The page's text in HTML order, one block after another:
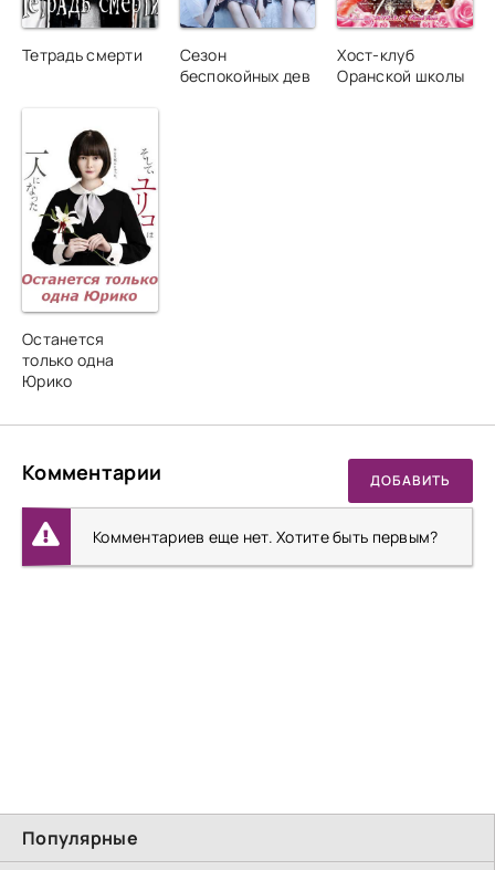
Популярные
Тетрадь смерти
Сезон
беспокойных дев
Хост-клуб
Оранской школы
Останется
только одна
Юрико
Комментарии ДОБАВИТЬ
Комментариев еще нет. Хотите быть первым?